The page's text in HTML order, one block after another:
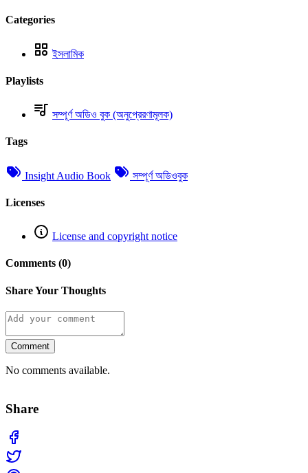
Categories
ইসলামিক
Playlists
সম্পূর্ণ অডিও বুক (অনুপ্রেরণামূলক)
Tags
Insight Audio Book সম্পূর্ণ অডিওবুক
Licenses
License and copyright notice
Comments (0)
Share Your Thoughts
Comment
No comments available.
Share